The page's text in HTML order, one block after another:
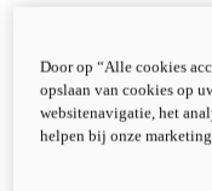
Door op “Alle cookies
opslaan van cookies op
websitenavigatie, het
helpen bij onze